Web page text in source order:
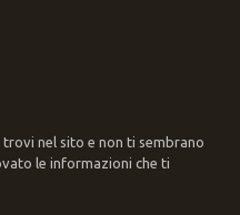
nel sito e non ti sembrano
le informazioni che ti